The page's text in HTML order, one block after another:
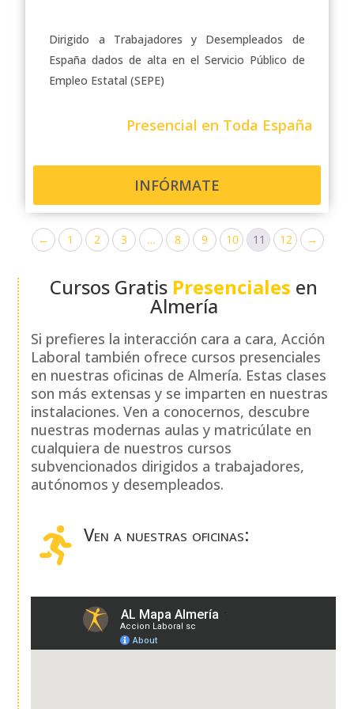
Dirigido a Trabajadores y Desempleados de
España dados de alta en el Servicio Público de
Empleo Estatal (SEPE)
Presencial en Toda España
INFÓRMATE
← 1 2 3 … 8 9 10 11 12 →
Cursos Gratis Presenciales en
Almería
Si prefieres la interacción cara a cara, Acción
Laboral también ofrece cursos presenciales
en nuestras oficinas de Almería. Estas clases
son más extensas y se imparten en nuestras
instalaciones. Ven a conocernos, descubre
nuestras modernas aulas y matricúlate en
cualquiera de nuestros cursos
subvencionados dirigidos a trabajadores,
autónomos y desempleados.
 Ven a nuestras oficinas: